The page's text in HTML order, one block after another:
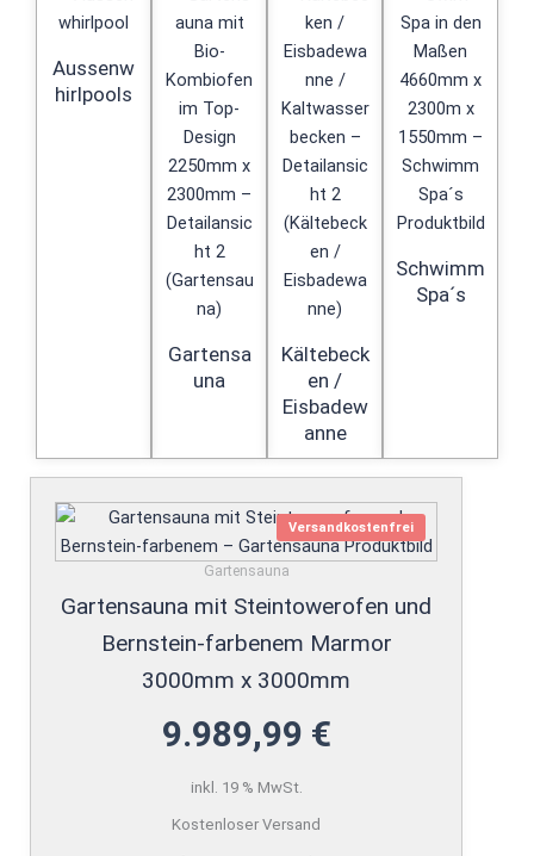
Aussenw
hirlpools
Gartensa
una
Kältebeck
en /
Eisbadew
anne
Schwimm
Spa´s
Versandkostenfrei
Gartensauna
Gartensauna mit Steintowerofen und
Bernstein-farbenem Marmor
3000mm x 3000mm
9.989,99 €
inkl. 19 % MwSt.
Kostenloser Versand